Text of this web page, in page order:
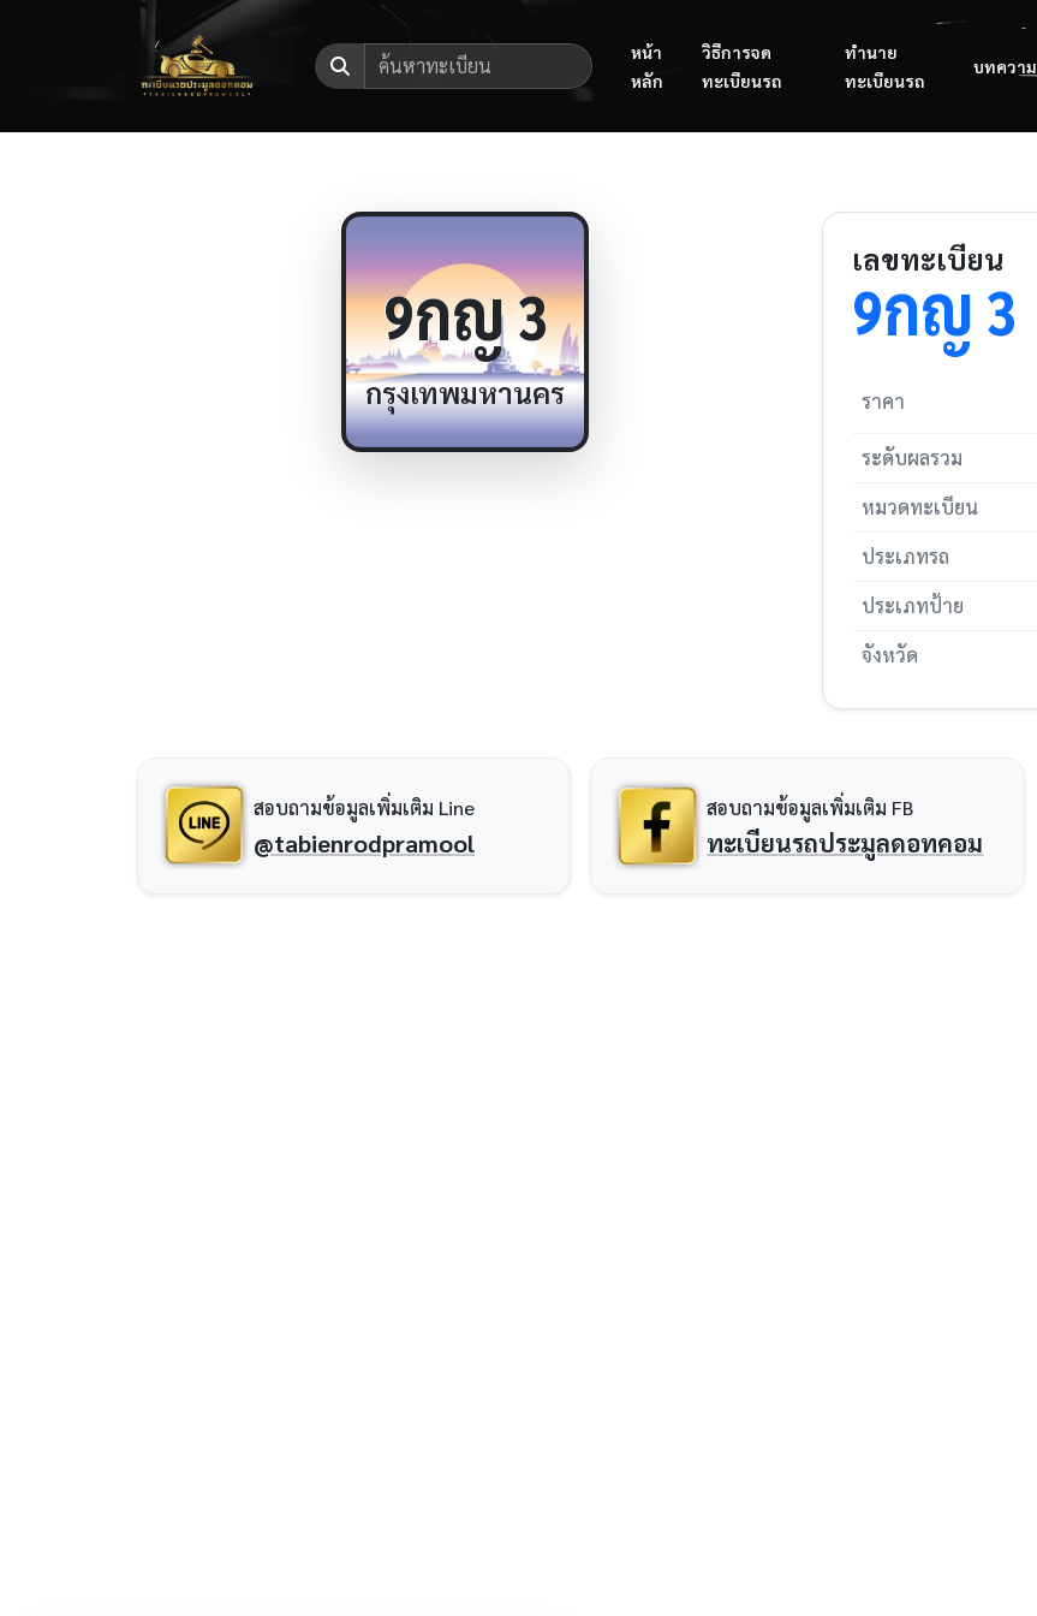
หน้า
หลัก
วิธีการจด
ทะเบียนรถ
ทำนาย
ทะเบียนรถ
บทความ
9กญ3
กรุงเทพมหานคร
เลขทะเบียน
9กญ 3
ราคา
ระดับผลรวม
หมวดทะเบียน
ประเภทรถ
ประเภทป้าย
จังหวัด
สอบถามข้อมูลเพิ่มเติม Line
@tabienrodpramool
สอบถามข้อมูลเพิ่มเติม FB
ทะเบียนรถประมูลดอทคอม